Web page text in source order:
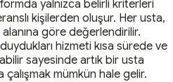
yalnızca belirli kriterleri
kişilerden oluşur. Her usta,
göre değerlendirilir.
hizmeti kısa sürede ve
sayesinde artık bir usta
mümkün hale gelir.